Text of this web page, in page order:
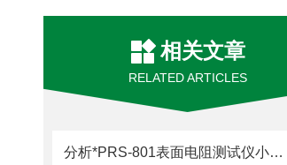
相关文章
RELATED ARTICLES
分析*PRS-801表面电阻测试仪小知识